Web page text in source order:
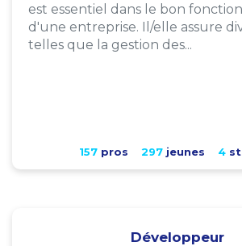
est essentiel dans le bon
d'une entreprise. Il/elle assure
telles que la gestion des...
157pros 297jeunes 4
Développeur